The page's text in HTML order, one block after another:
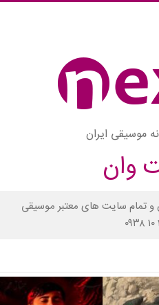
موسیقی ایران
وان
سایت های معتبر موسیقی
۲۰ ۶۹۲